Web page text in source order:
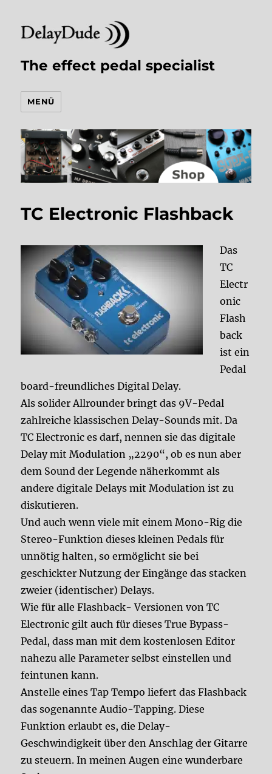
The effect pedal specialist
MENÜ
TC Electronic Flashback
Das
TC
Electr
onic
Flash
back
ist ein
Pedal
board-freundliches Digital Delay.
Als solider Allrounder bringt das 9V-Pedal
zahlreiche klassischen Delay-Sounds mit. Da
TC Electronic es darf, nennen sie das digitale
Delay mit Modulation „2290“, ob es nun aber
dem Sound der Legende näherkommt als
andere digitale Delays mit Modulation ist zu
diskutieren.
Und auch wenn viele mit einem Mono-Rig die
Stereo-Funktion dieses kleinen Pedals für
unnötig halten, so ermöglicht sie bei
geschickter Nutzung der Eingänge das stacken
zweier (identischer) Delays.
Wie für alle Flashback- Versionen von TC
Electronic gilt auch für dieses True Bypass-
Pedal, dass man mit dem kostenlosen Editor
nahezu alle Parameter selbst einstellen und
feintunen kann.
Anstelle eines Tap Tempo liefert das Flashback
das sogenannte Audio-Tapping. Diese
Funktion erlaubt es, die Delay-
Geschwindigkeit über den Anschlag der Gitarre
zu steuern. In meinen Augen eine wunderbare